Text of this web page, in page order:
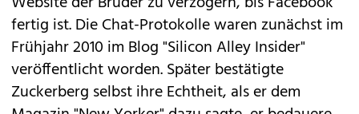
fertig ist. Die Chat-Protokolle waren zunächst im
Frühjahr 2010 im Blog "Silicon Alley Insider"
veröffentlicht worden. Später bestätigte
Zuckerberg selbst ihre Echtheit, als er dem